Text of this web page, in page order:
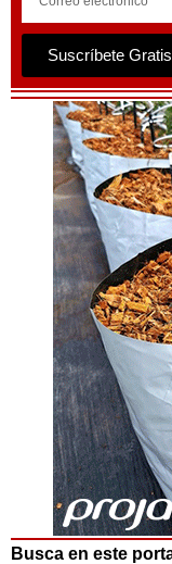
Suscríbete Gratis
Busca en este portal